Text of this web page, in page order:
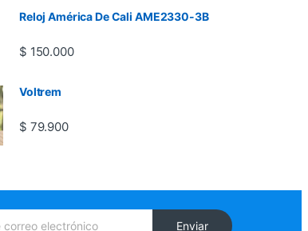
Reloj América De Cali AME2330-3B
$ 150.000
Voltrem
$ 79.900
Enviar